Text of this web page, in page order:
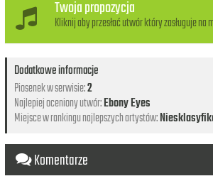
Twoja propozycja
Kliknij aby przesłać utwór który zasługuje na
Dodatkowe informacje
Piosenek w serwisie:2
Najlepiej oceniony utwór:Ebony Eyes
Miejsce w rankingu najlepszych artystów:
Komentarze